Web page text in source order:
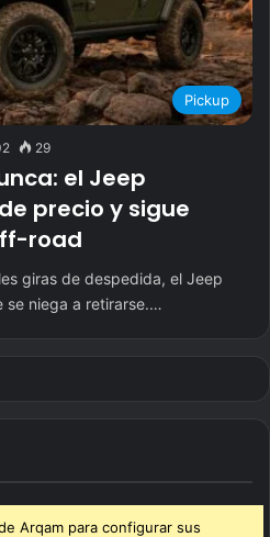
Pickup
29
el Jeep
precio y sigue
road
giras de despedida, el Jeep
se niega a retirarse.…
Arqam para configurar sus